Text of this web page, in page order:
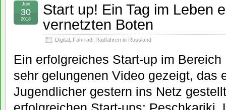
Start up! Ein Tag im Leben
vernetzten Boten
Digital , Fahrrad, Radfahren in Russland
Juni
30
2018
Ein erfolgreiches Start-up im
sehr gelungenen Video gezeigt, das
Jugendlicher gestern ins Netz